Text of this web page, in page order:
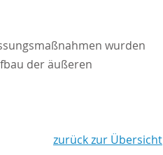
wurden
der äußeren
zurück zur Übersicht